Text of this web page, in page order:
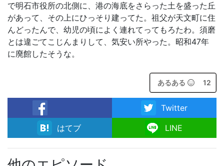
で明石市役所の北側に、港の海底をさらった土を盛った丘
があって、その上にひっそり建ってた。祖父が天文町に住
んどったんで、幼児の頃によく連れてってもろたわ。須磨
とは違ごてこじんまりして、気安い所やった。昭和47年
に廃館したそうな。
あるある 12
facebook
Twitter
はてブ
LINE